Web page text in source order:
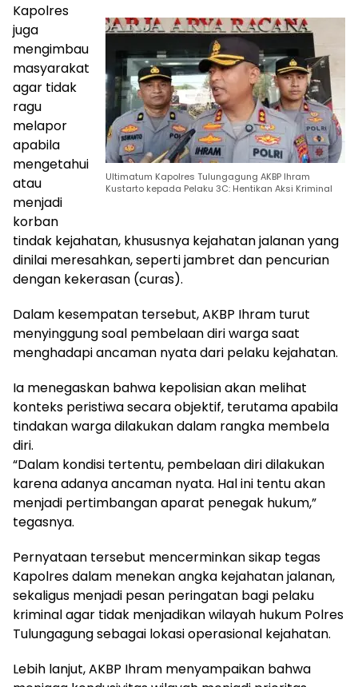
Ultimatum Kapolres Tulungagung AKBP Ihram
Kustarto kepada Pelaku 3C: Hentikan Aksi Kriminal
Kapolres
juga
mengimbau
masyarakat
agar tidak
ragu
melapor
apabila
mengetahui
atau
menjadi
korban
tindak kejahatan, khususnya kejahatan jalanan yang
dinilai meresahkan, seperti jambret dan pencurian
dengan kekerasan (curas).
Dalam kesempatan tersebut, AKBP Ihram turut
menyinggung soal pembelaan diri warga saat
menghadapi ancaman nyata dari pelaku kejahatan.
Ia menegaskan bahwa kepolisian akan melihat
konteks peristiwa secara objektif, terutama apabila
tindakan warga dilakukan dalam rangka membela
diri.
“Dalam kondisi tertentu, pembelaan diri dilakukan
karena adanya ancaman nyata. Hal ini tentu akan
menjadi pertimbangan aparat penegak hukum,”
tegasnya.
Pernyataan tersebut mencerminkan sikap tegas
Kapolres dalam menekan angka kejahatan jalanan,
sekaligus menjadi pesan peringatan bagi pelaku
kriminal agar tidak menjadikan wilayah hukum Polres
Tulungagung sebagai lokasi operasional kejahatan.
Lebih lanjut, AKBP Ihram menyampaikan bahwa